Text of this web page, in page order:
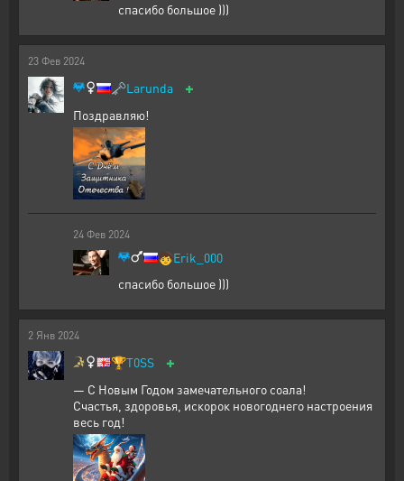
спасибо большое )))
23 Фев 2024
🗝️Larunda +
Поздравляю!
24 Фев 2024
🧒Erik_000
спасибо большое )))
2 Янв 2024
🏆T0SS +
— С Новым Годом замечательного соала!
Счастья, здоровья, искорок новогоднего настроения
весь год!